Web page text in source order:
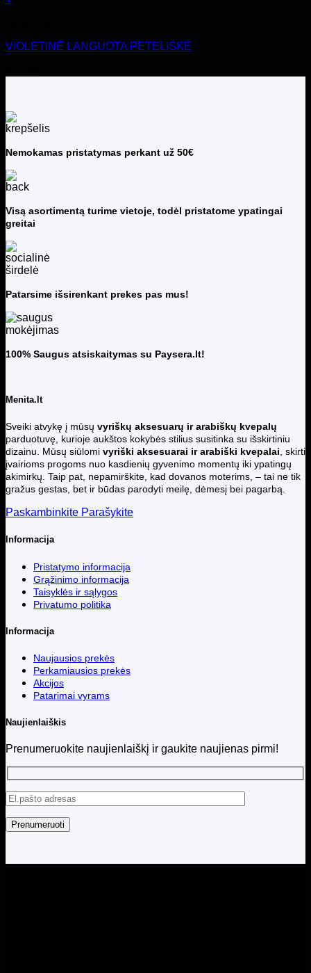
VIOLETINĖ LANGUOTA PETELIŠKĖ
Nemokamas pristatymas perkant už 50€
Visą asortimentą turime vietoje, todėl pristatome ypatingai
greitai
Patarsime išsirenkant prekes pas mus!
100% Saugus atsiskaitymas su Paysera.lt!
Menita.lt
Sveiki atvykę į mūsų vyriškų aksesuarų ir arabiškų kvepalų
parduotuvę, kurioje aukštos kokybės stilius susitinka su išskirtiniu
dizainu. Mūsų siūlomi vyriški aksesuarai ir arabiški kvepalai, skirti
įvairioms progoms nuo kasdienių gyvenimo momentų iki ypatingų
akimirkų. Taip pat, nepamirškite, kad dovanos moterims, – tai ne tik
gražus gestas, bet ir būdas parodyti meilę, dėmesį bei pagarbą.
Paskambinkite Parašykite
Informacija
Pristatymo informacija
Grąžinimo informacija
Taisyklės ir sąlygos
Privatumo politika
Informacija
Naujausios prekės
Perkamiausios prekės
Akcijos
Patarimai vyrams
Naujienlaiškis
Prenumeruokite naujienlaiškį ir gaukite naujienas pirmi!